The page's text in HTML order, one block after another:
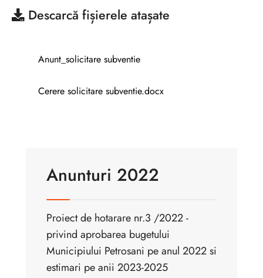
Descarcă fișierele atașate
Anunt_solicitare subventie
Cerere solicitare subventie.docx
Anunturi 2022
Proiect de hotarare nr.3 /2022 -
privind aprobarea bugetului
Municipiului Petrosani pe anul 2022 si
estimari pe anii 2023-2025